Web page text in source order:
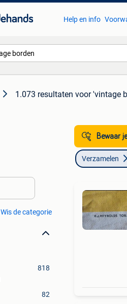
Help en info
1.073 resultaten voor 'vintage
Wis de categorie
818
82
Bewaar
Verzamelen